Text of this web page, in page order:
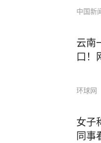
中国新
云南
口！
环球网
女子
同事